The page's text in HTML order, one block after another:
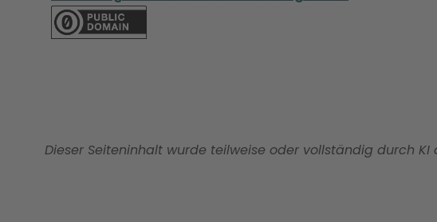
Dieser Seiteninhalt wurde teilweise oder vollständig durch